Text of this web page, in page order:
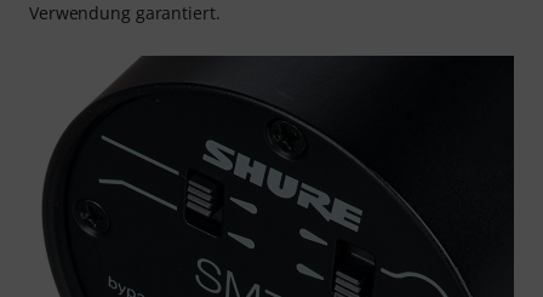
Verwendung garantiert.